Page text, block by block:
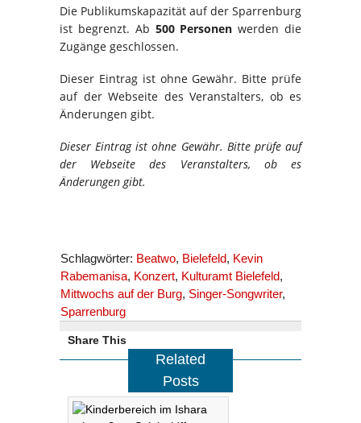
Die Publikumskapazität auf der Sparrenburg
ist begrenzt. Ab 500 Personen werden die
Zugänge geschlossen.
Dieser Eintrag ist ohne Gewähr. Bitte prüfe
auf der Webseite des Veranstalters, ob es
Änderungen gibt.
Dieser Eintrag ist ohne Gewähr. Bitte prüfe auf
der Webseite des Veranstalters, ob es
Änderungen gibt.
Schlagwörter: Beatwo, Bielefeld, Kevin
Rabemanisa, Konzert, Kulturamt Bielefeld,
Mittwochs auf der Burg, Singer-Songwriter,
Sparrenburg
Share This
Related
Posts